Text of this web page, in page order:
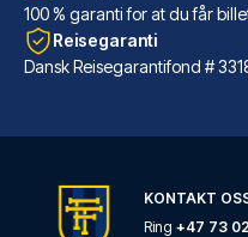
ibis London Excel
Beliggende i London
100 % garanti for at du får
Reisegaranti
Dansk Reisegarantifond #
KONTAKT
Ring +47 73